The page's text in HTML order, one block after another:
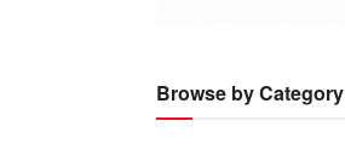
Browse by Category